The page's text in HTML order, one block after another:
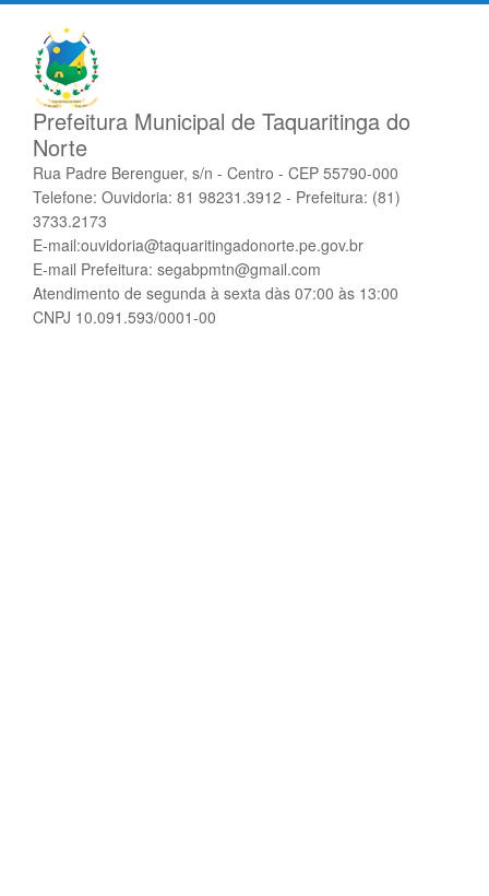
Prefeitura Municipal de Taquaritinga do
Norte
Rua Padre Berenguer, s/n - Centro - CEP 55790-000
Telefone: Ouvidoria: 81 98231.3912 - Prefeitura: (81)
3733.2173
E-mail:ouvidoria@taquaritingadonorte.pe.gov.br
E-mail Prefeitura: segabpmtn@gmail.com
Atendimento de segunda à sexta dàs 07:00 às 13:00
CNPJ 10.091.593/0001-00